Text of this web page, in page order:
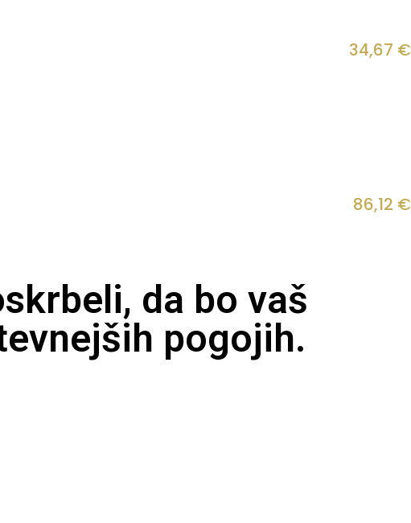
34,67 €
86,12 €
da bo vaš
pogojih.